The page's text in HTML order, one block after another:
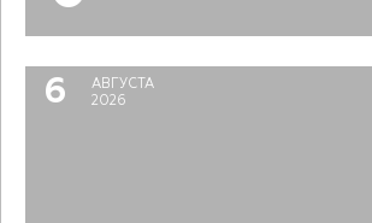
6
АВГУСТА
2026